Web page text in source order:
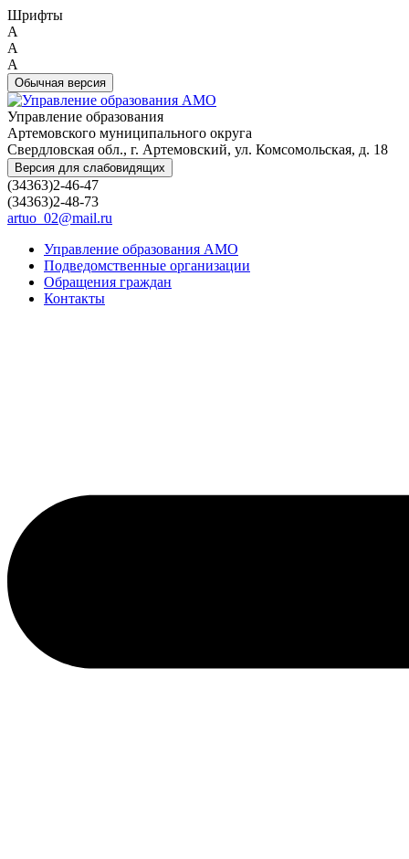
Шрифты
A
A
A
Обычная версия
Управление образования
Артемовского муниципального округа
Свердловская обл., г. Артемовский, ул. Комсомольская, д. 18
Версия для слабовидящих
(34363)2-46-47
(34363)2-48-73
artuo_02@mail.ru
Управление образования АМО
Подведомственные организации
Обращения граждан
Контакты